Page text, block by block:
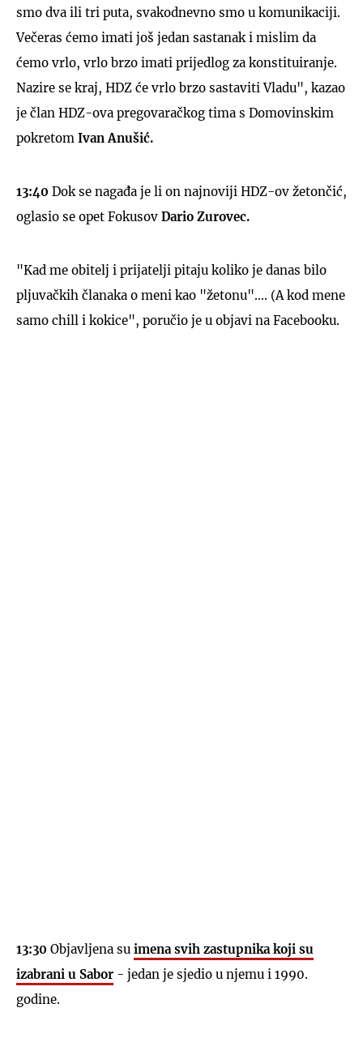
smo dva ili tri puta, svakodnevno smo u komunikaciji.
Večeras ćemo imati još jedan sastanak i mislim da
ćemo vrlo, vrlo brzo imati prijedlog za konstituiranje.
Nazire se kraj, HDZ će vrlo brzo sastaviti Vladu", kazao
je član HDZ-ova pregovaračkog tima s Domovinskim
pokretom Ivan Anušić.
13:40 Dok se nagađa je li on najnoviji HDZ-ov žetončić,
oglasio se opet Fokusov Dario Zurovec.
"Kad me obitelj i prijatelji pitaju koliko je danas bilo
pljuvačkih članaka o meni kao "žetonu".... (A kod mene
samo chill i kokice", poručio je u objavi na Facebooku.
13:30 Objavljena su imena svih zastupnika koji su
izabrani u Sabor - jedan je sjedio u njemu i 1990.
godine.
UKLJUČITE NOTIFIKACIJE